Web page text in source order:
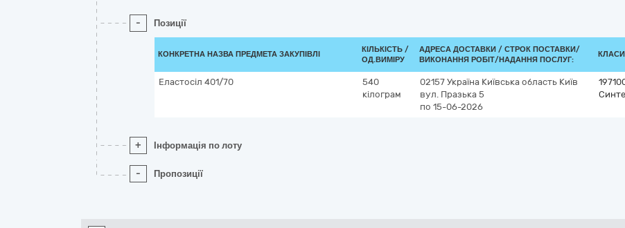
- Позиції
КОНКРЕТНА НАЗВА ПРЕДМЕТА ЗАКУПІВЛІ
КІЛЬКІСТЬ /
ОД.ВИМІРУ
АДРЕСА ДОСТАВКИ / СТРОК ПОСТАВКИ/
ВИКОНАННЯ РОБІТ/НАДАННЯ ПОСЛУГ:
Еластосіл 401/70
540
кілограм
02157 Україна Київська область Київ
вул. Празька 5
по 15-06-2026
+ Інформація по лоту
- Пропозиції